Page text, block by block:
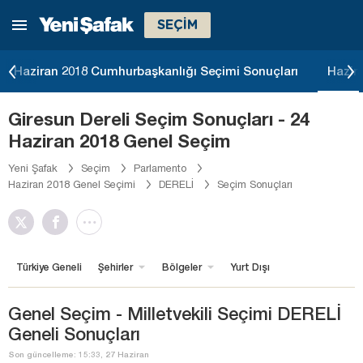
SEÇİM
Haziran 2018 Cumhurbaşkanlığı Seçimi Sonuçları
Giresun Dereli Seçim Sonuçları - 24
Haziran 2018 Genel Seçim
Yeni Şafak Seçim
Parlamento
Haziran 2018 Genel Seçimi
DERELİ Seçim Sonuçları
Türkiye Geneli Şehirler Bölgeler Yurt Dışı
Genel Seçim - Milletvekili Seçimi DERELİ
Geneli Sonuçları
Son güncelleme: 15:33, 27 Haziran